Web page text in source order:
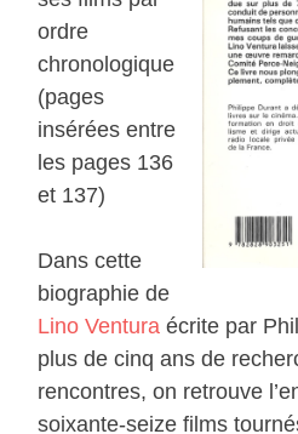
ordre
chronologique
(pages
insérées entre
les pages 136
et 137)
Dans cette
biographie de
Lino Ventura écrite par
plus de cinq ans de
rencontres, on retrouve
soixante-seize films